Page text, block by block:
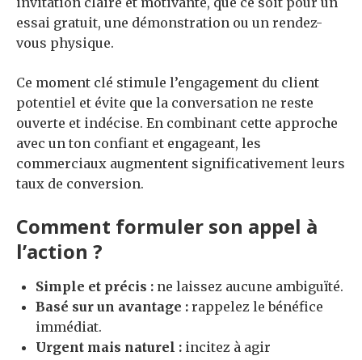
essai gratuit, une démonstration ou un rendez-
vous physique.
Ce moment clé stimule l’engagement du client
potentiel et évite que la conversation ne reste
ouverte et indécise. En combinant cette approche
avec un ton confiant et engageant, les
commerciaux augmentent significativement leurs
taux de conversion.
Comment formuler son appel à
l’action ?
Simple et précis : ne laissez aucune ambiguïté.
Basé sur un avantage : rappelez le bénéfice
immédiat.
Urgent mais naturel : incitez à agir